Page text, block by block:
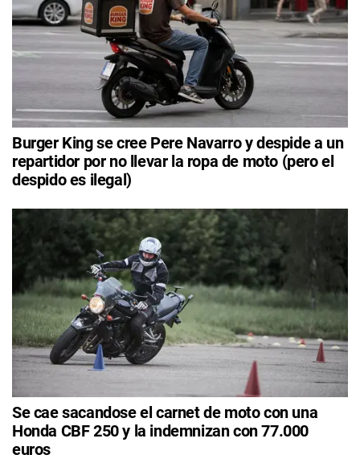
Burger King se cree Pere Navarro y despide a un
repartidor por no llevar la ropa de moto (pero el
despido es ilegal)
Se cae sacandose el carnet de moto con una
Honda CBF 250 y la indemnizan con 77.000
euros